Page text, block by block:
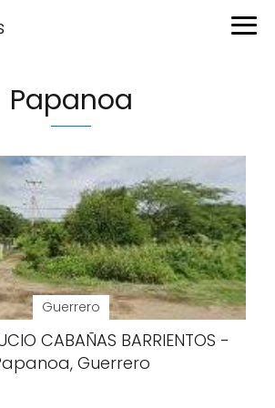
Papanoa
Guerrero
CABAÑAS BARRIENTOS -
Guerrero